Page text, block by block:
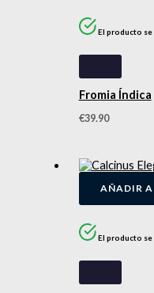
El producto
Fromia Índica
€39.90
AÑADIR A
El producto